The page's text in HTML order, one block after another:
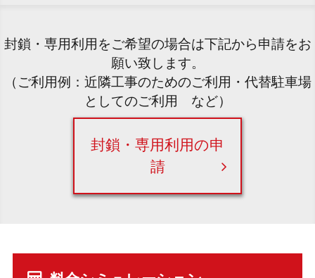
封鎖・専用利用をご希望の場合は下記から申請をお
願い致します。
（ご利用例：近隣工事のためのご利用・代替駐車場
としてのご利用 など）
封鎖・専用利用の申
請